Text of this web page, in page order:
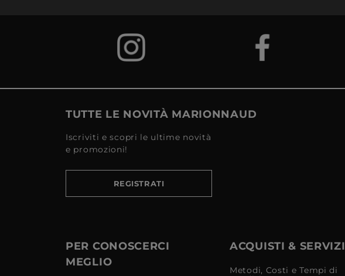
TUTTE LE NOVITÀ MARIONNAUD
Iscriviti e scopri le ultime novità
e promozioni!
REGISTRATI
PER CONOSCERCI
MEGLIO
ACQUISTI & SERVIZI
Metodi, Costi e Tempi di